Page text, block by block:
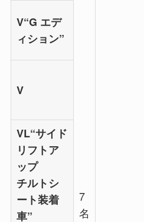
7
名
V“G エデ
ィション”
V
VL“サイド
リフトア
ップ
チルトシ
ート装着
車”